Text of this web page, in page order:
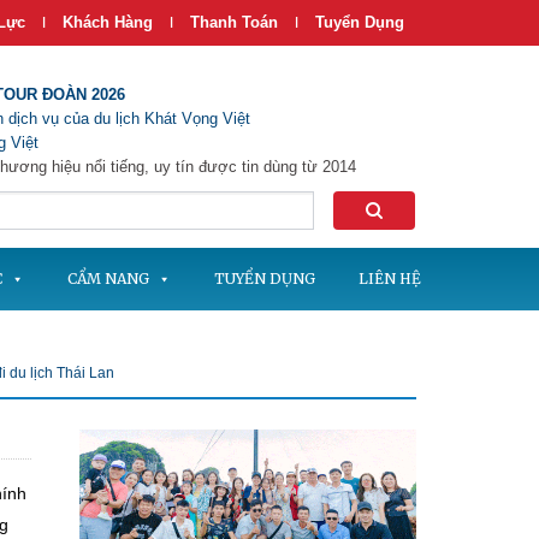
| Khách Hàng | Thanh Toán | Tuyển Dụng
ĐOÀN 2026
vụ của du lịch Khát Vọng Việt
Việt
hiệu nổi tiếng, uy tín được tin dùng từ 2014
CẨM NANG TUYỂN DỤNG LIÊN HỆ
du lịch Thái Lan